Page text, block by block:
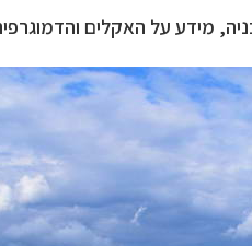
מידע על האקלים